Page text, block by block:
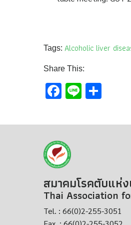
Tags: Alcoholic liver
Share This:
Facebook
Line
สมาคมโรคตับแห่
Thai Association
Tel. : 66(0)2-255-3051